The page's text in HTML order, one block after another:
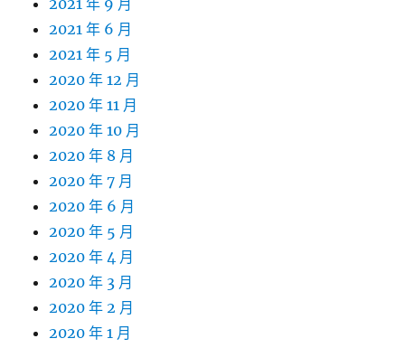
2021 年 9 月
2021 年 6 月
2021 年 5 月
2020 年 12 月
2020 年 11 月
2020 年 10 月
2020 年 8 月
2020 年 7 月
2020 年 6 月
2020 年 5 月
2020 年 4 月
2020 年 3 月
2020 年 2 月
2020 年 1 月